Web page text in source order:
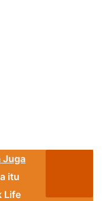
Juga
itu
Life